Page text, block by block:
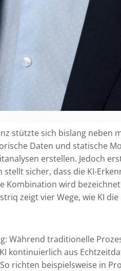
stützte sich bislang neben
Daten und statische
erstellen. Jedoch
sicher, dass die KI-
Kombination wird
zeigt vier Wege, wie KI
Während traditionelle
kontinuierlich aus
richten beispielsweise in